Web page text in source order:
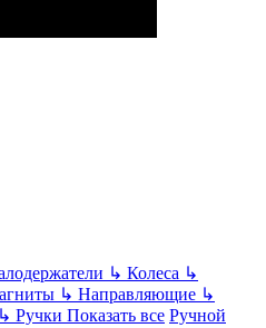
↳ Колеса ↳
↳ Направляющие ↳
↳ Ручки Показать все Ручной